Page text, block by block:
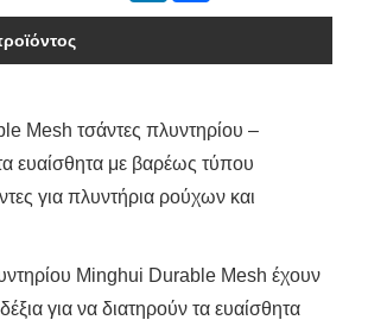
Mesh τσάντες πλυντηρίου –
ευαίσθητα με βαρέως τύπου
για πλυντήρια ρούχων και
Minghui Durable Mesh έχουν
για να διατηρούν τα ευαίσθητα